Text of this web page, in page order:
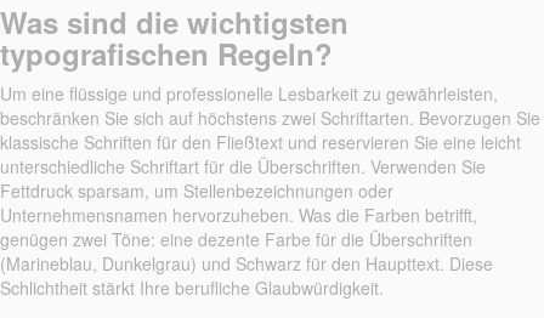
Was sind die wichtigsten
typografischen Regeln?
Um eine flüssige und professionelle Lesbarkeit zu gewährleisten,
beschränken Sie sich auf höchstens zwei Schriftarten. Bevorzugen Sie
klassische Schriften für den Fließtext und reservieren Sie eine leicht
unterschiedliche Schriftart für die Überschriften. Verwenden Sie
Fettdruck sparsam, um Stellenbezeichnungen oder
Unternehmensnamen hervorzuheben. Was die Farben betrifft,
genügen zwei Töne: eine dezente Farbe für die Überschriften
(Marineblau, Dunkelgrau) und Schwarz für den Haupttext. Diese
Schlichtheit stärkt Ihre berufliche Glaubwürdigkeit.